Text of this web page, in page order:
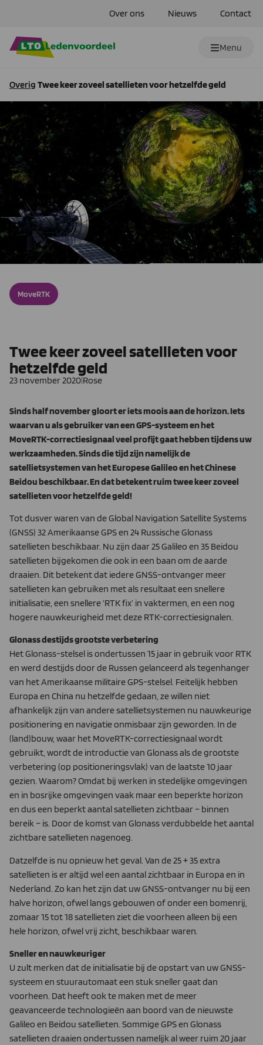
Over ons Nieuws Contact
Menu
Overig Twee keer zoveel satellieten voor hetzelfde geld
MoveRTK
Twee keer zoveel satellieten voor
hetzelfde geld
23 november 2020|Rose
Sinds half november gloort er iets moois aan de horizon. Iets
waarvan u als gebruiker van een GPS-systeem en het
MoveRTK-correctiesignaal veel profijt gaat hebben tijdens uw
werkzaamheden. Sinds die tijd zijn namelijk de
satellietsystemen van het Europese Galileo en het Chinese
Beidou beschikbaar. En dat betekent ruim twee keer zoveel
satellieten voor hetzelfde geld!
Tot dusver waren van de Global Navigation Satellite Systems
(GNSS) 32 Amerikaanse GPS en 24 Russische Glonass
satellieten beschikbaar. Nu zijn daar 25 Galileo en 35 Beidou
satellieten bijgekomen die ook in een baan om de aarde
draaien. Dit betekent dat iedere GNSS-ontvanger meer
satellieten kan gebruiken met als resultaat een snellere
initialisatie, een snellere ‘RTK fix’ in vaktermen, en een nog
hogere nauwkeurigheid met deze RTK-correctiesignalen.
Glonass destijds grootste verbetering
Het Glonass-stelsel is ondertussen 15 jaar in gebruik voor RTK
en werd destijds door de Russen gelanceerd als tegenhanger
van het Amerikaanse militaire GPS-stelsel. Feitelijk hebben
Europa en China nu hetzelfde gedaan, ze willen niet
afhankelijk zijn van andere satellietsystemen nu nauwkeurige
positionering en navigatie onmisbaar zijn geworden. In de
(land)bouw, waar het MoveRTK-correctiesignaal wordt
gebruikt, wordt de introductie van Glonass als de grootste
verbetering (op positioneringsvlak) van de laatste 10 jaar
gezien. Waarom? Omdat bij werken in stedelijke omgevingen
en in bosrijke omgevingen vaak maar een beperkte horizon
en dus een beperkt aantal satellieten zichtbaar – binnen
bereik – is. Door de komst van Glonass verdubbelde het aantal
zichtbare satellieten nagenoeg.
Datzelfde is nu opnieuw het geval. Van de 25 + 35 extra
satellieten is er altijd wel een aantal zichtbaar in Europa en in
Nederland. Zo kan het zijn dat uw GNSS-ontvanger nu bij een
halve horizon, ofwel langs gebouwen of onder een bomenrij,
zomaar 15 tot 18 satellieten ziet die voorheen alleen bij een
hele horizon, ofwel vrij zicht, beschikbaar waren.
Sneller en nauwkeuriger
U zult merken dat de initialisatie bij de opstart van uw GNSS-
systeem en stuurautomaat een stuk sneller gaat dan
voorheen. Dat heeft ook te maken met de meer
geavanceerde technologieën aan boord van de nieuwste
Galileo en Beidou satellieten. Sommige GPS en Glonass
satellieten draaien ondertussen namelijk al weer ruim 20 jaar